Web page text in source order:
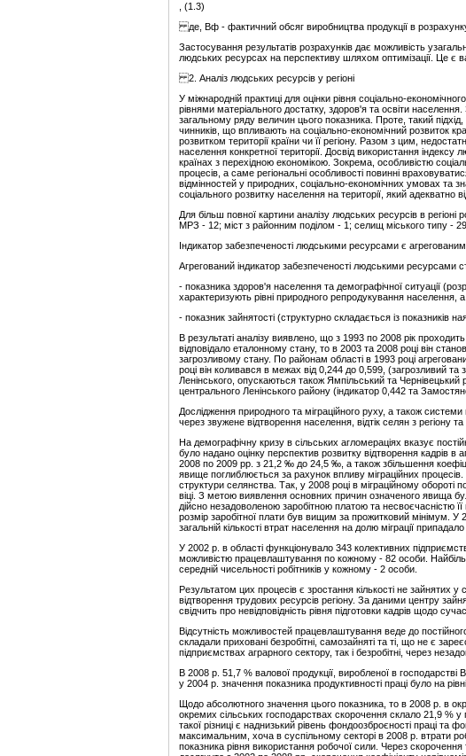
, (1.3)
де, Вф - фактичний обсяг виробництва продукції в
Застосування результатів розрахунків дає можливість
людських ресурсах на перспективу шляхом оптимізації. Це є
2. Аналіз людських ресурсів у регіоні
У міжнародній практиці для оцінки рівня соціально-
рівнями матеріального достатку, здоров'я та освіти
загальному ряду величин цього показника. Проте, такий
чинників, що впливають на соціально-економічний розвиток
розвитком території країни чи її регіону. Разом з цим,
населення конкретної території. Досвід використання
країнах з перехідною економікою. Зокрема, особливістю
процесів, а саме регіональні особливості повинні
відмінностей у природних, соціально-економічних умовах та
соціального розвитку населення на території, який адекватно
Для більш повної картини аналізу людських ресурсів в
МРЗ - 12; міст з районним поділом - 1; селищ міського типу -
Індикатор забезпеченості людськими ресурсами є агрегованим
Агрегований індикатор забезпеченості людськими ресурсами
- показника здоров'я населення та демографічної ситуації
характеризують рівні природного репродукування
- показник зайнятості (структурно складається із показників
В результаті аналізу виявлено, що з 1993 по 2008 рік
відповідало еталонному стану, то в 2003 та 2008 році він
загрозливому стану. По районам області в 1993 році
році він коливався в межах від 0,244 до 0,599, (загрозливий
Ленінського, опускаються також Ямпільський та
центрального Ленінського району (індикатор 0,442 та
Дослідження природного та міграційного руху, а також системи
через звужене відтворення населення, відтік селян з регіону та
На демографічну кризу в сільських агломераціях вказує
було надано оцінку перспектив розвитку відтворення кадрів в
2008 по 2009 рр. з 21,2 ‰ до 24,5 ‰, а також збільшення
явище поглиблюється за рахунок впливу міграційних
структури селянства. Так, у 2008 році в міграційному
віці. З метою виявлення основних причин означеного явища
дійсно незадоволеною заробітною платою та несвоєчасністю
розмір заробітної плати був вищим за прожитковий мінімум.
загальній кількості втрат населення на долю міграції
У 2002 р. в області функціонувало 343 колективних
можливістю працевлаштування по кожному - 82 особи.
середній чисельності робітників у кожному - 2 особи.
Результатом цих процесів є зростання кількості не
відтворення трудових ресурсів регіону. За даними центру
свідчить про невідповідність рівня підготовки кадрів щодо
Відсутність можливостей працевлаштування веде до
складали приховані безробітні, самозайняті та ті, що не є
підприємствах аграрного сектору, так і безробітні, через
В 2008 р. 51,7 % валової продукції, виробленої в
у 2004 р. значення показника продуктивності праці було на
Щодо абсолютного значення цього показника, то в 2008 р. в
окремих сільських господарствах скорочення склало 21,9 %
такої різниці є наднизький рівень фондоозброєності праці
максимальним, хоча в суспільному секторі в 2008 р. втрати
показника рівня використання робочої сили. Через